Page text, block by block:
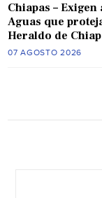
Chiapas –
Aguas que
Heraldo de
07 AGOSTO 2026